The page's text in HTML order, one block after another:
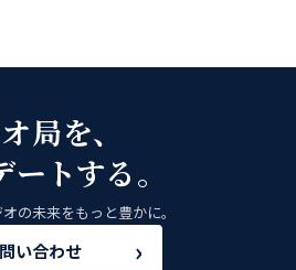
局を、
トする。
の未来をもっと豊かに。
い合わせ ›